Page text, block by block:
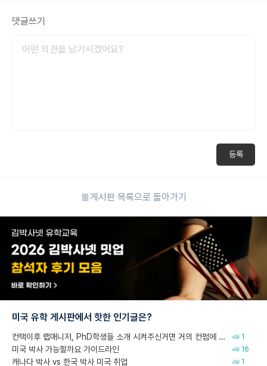
댓글쓰기
등록
게시판 목록으로 돌아가기
미국 유학 게시판에서 핫한 인기글은?
컨택이후 랩매니저, PhD학생들 소개 시켜주신거면 거의 컨펌에 가깝나요? 1
미국 박사 가능할까요 가이드라인 16
캐나다 박사 vs 한국 박사 미국 취업 1